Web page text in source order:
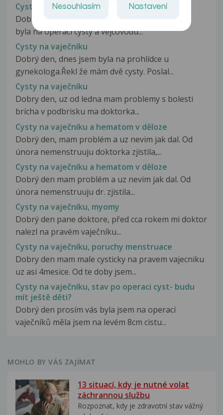
Cysty na vaječníku
Dobry den trpim na cysty na vaječniku ted jsem
byla na operaci cysty a vejcovodu...
Cysty na vaječníku
Dobrý den, dnes jsem byla na prohlídce u
gynekologa.Řekl že mám dvě cysty. Poslal...
Cysty na vaječníku
Dobry den, uz od ledna mam problemy s bolesti
bricha v podbrisku ma doktorka...
Cysty na vaječníku a hematom v děloze
Dobrý den, mam problém a uz nevim jak dal. Od
února nemenstruuju doktorka zjistila,...
Cysty na vaječníku a hematom v děloze
Dobrý den mam problém a uz nevim jak dal. Od
února nemenstruuju dr. zjistila...
Cysty na vaječníku, myomy
Dobrý den pane doktore, před cca rokem mi doktor
nalezl na pravém vaječníku...
Cysty na vaječníku, poruchy menstruace
Dobry den mam male cysticky na pravem vajecniku
uz asi 4mesice. Od te doby jsem...
Cysty na vaječníku, stav po operaci cyst- budu
mít ještě děti?
Dobrý den prosím vás byla jsem na operací
vaječníků měla jsem na levém 8cm cistu...
MOHLO BY VÁS ZAJÍMAT
13 situací, kdy je nutné volat
záchrannou službu
Rozpoznat, kdy je zdravotní stav vážný
Nesouhlasím Nastavení